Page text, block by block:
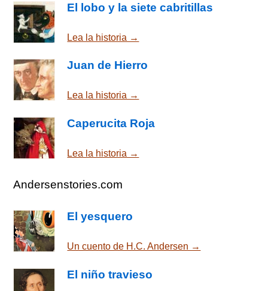
El lobo y la siete cabritillas
Lea la historia →
Juan de Hierro
Lea la historia →
Caperucita Roja
Lea la historia →
Andersenstories.com
El yesquero
Un cuento de H.C. Andersen →
El niño travieso